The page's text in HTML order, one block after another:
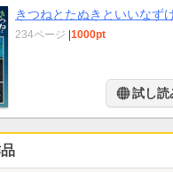
きつねとたぬきといいなず
234ページ 1000pt
試し読